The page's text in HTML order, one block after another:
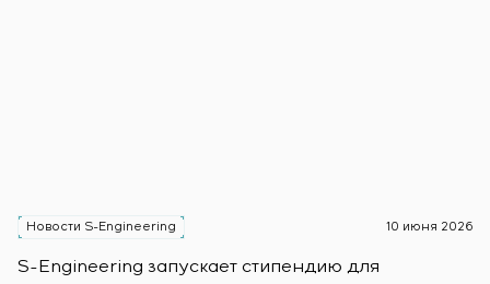
Новости S-Engineering 10 июня 2026
S-Engineering запускает стипендию для